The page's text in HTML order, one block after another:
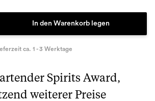
In den Warenkorb legen
ca. 1 - 3 Werktage
Spirits Award,
weiterer Preise